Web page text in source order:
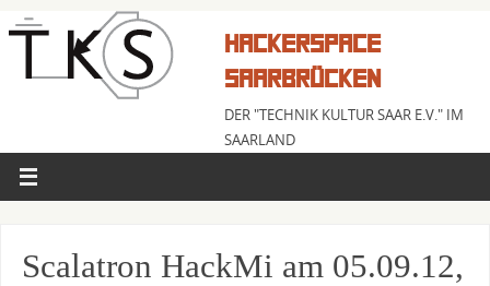
HACKERSPACE
SAARBRÜCKEN
DER "TECHNIK KULTUR SAAR E.V." IM
SAARLAND
Scalatron HackMi am 05.09.12,